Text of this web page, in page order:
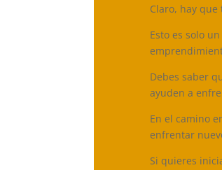
Claro, hay
Esto es solo
Debes saber
ayuden a
En el camino
enfrentar
Si quieres